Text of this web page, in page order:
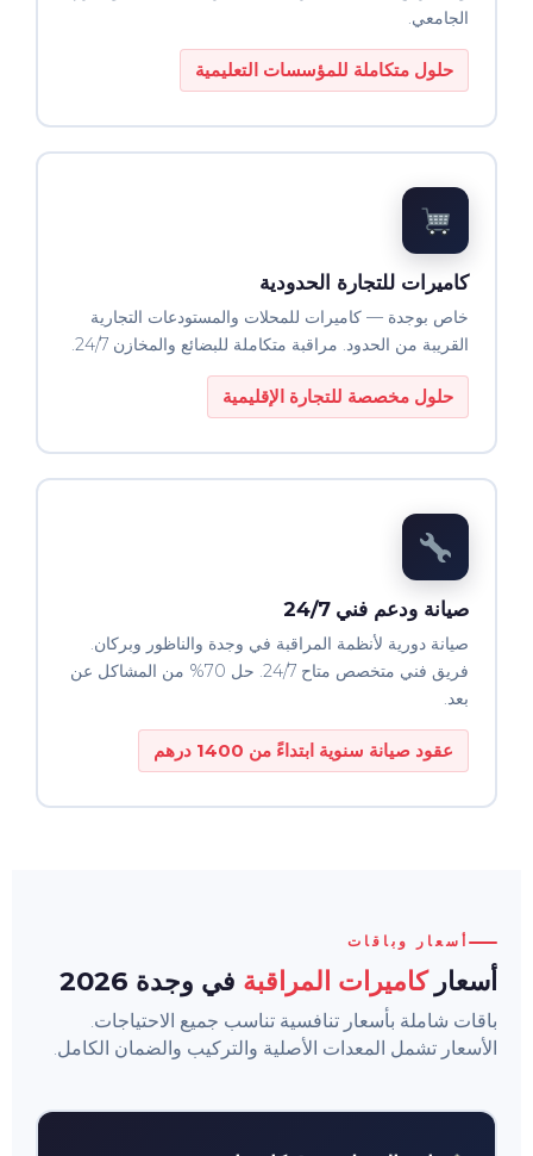
الجامعي.
حلول متكاملة للمؤسسات التعليمية
كاميرات للتجارة الحدودية
خاص بوجدة — كاميرات للمحلات والمستودعات التجارية
القريبة من الحدود. مراقبة متكاملة للبضائع والمخازن 24/7.
حلول مخصصة للتجارة الإقليمية
صيانة ودعم فني 24/7
صيانة دورية لأنظمة المراقبة في وجدة والناظور وبركان.
فريق فني متخصص متاح 24/7. حل 70% من المشاكل عن
بعد.
عقود صيانة سنوية ابتداءً من 1400 درهم
أسعار وباقات
أسعاركاميرات المراقبة في وجدة 2026
باقات شاملة بأسعار تنافسية تناسب جميع الاحتياجات.
الأسعار تشمل المعدات الأصلية والتركيب والضمان الكامل.